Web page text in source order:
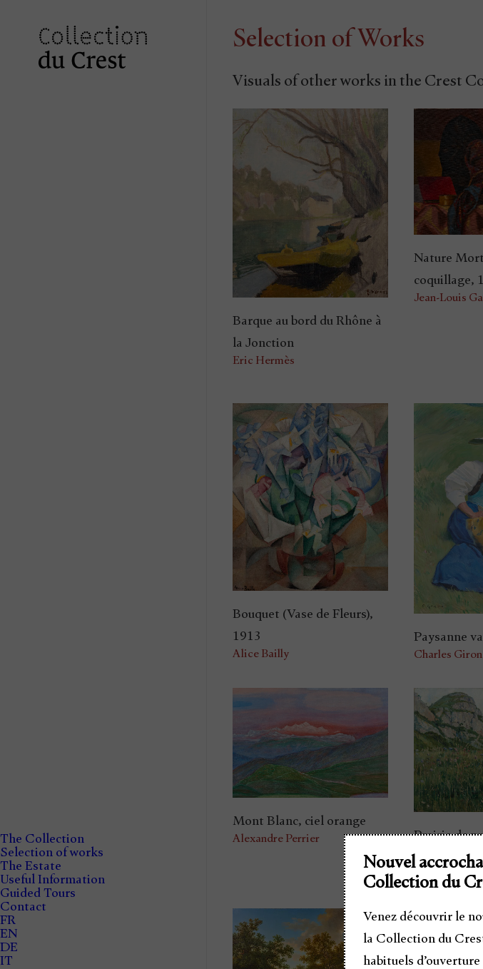
The Collection
Selection of works
The Estate
Useful Information
Guided Tours
Contact
FR
EN
DE
IT
Selection of Works
Visuals of other works in the Crest
Barque au bord du Rhône à
la Jonction
Eric Hermès
Nature
coquillage,
Jean-Louis
Bouquet (Vase de Fleurs),
1913
Alice Bailly
Paysanne
Charles Giron
Mont Blanc, ciel orange
Alexandre Perrier
Prairie de
du Salève,
Ferdinand
Nouvel
Collection du
Venez découvrir le
la Collection du
habituels d’ouverture